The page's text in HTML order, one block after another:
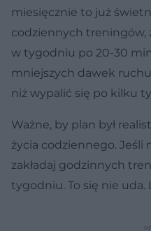
miesięcznie to już
codziennych treningów,
w tygodniu po 20-30
mniejszych dawek
niż wypalić się po kilku
Ważne, by plan był
życia codziennego. Jeśli
zakładaj godzinnych
tygodniu. To się nie uda.